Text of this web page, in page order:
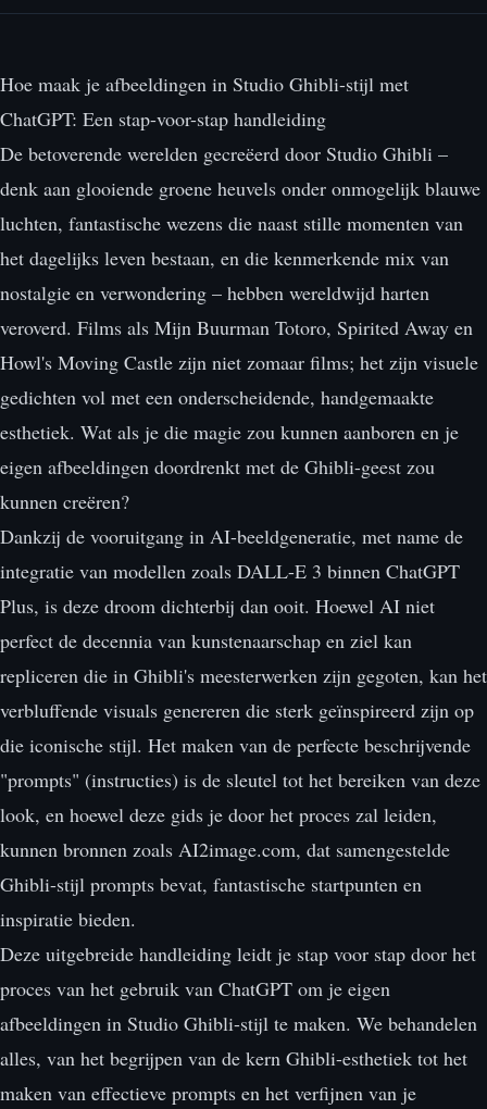
Hoe maak je afbeeldingen in Studio Ghibli-stijl met
ChatGPT: Een stap-voor-stap handleiding
De betoverende werelden gecreëerd door Studio Ghibli –
denk aan glooiende groene heuvels onder onmogelijk blauwe
luchten, fantastische wezens die naast stille momenten van
het dagelijks leven bestaan, en die kenmerkende mix van
nostalgie en verwondering – hebben wereldwijd harten
veroverd. Films als Mijn Buurman Totoro, Spirited Away en
Howl's Moving Castle zijn niet zomaar films; het zijn visuele
gedichten vol met een onderscheidende, handgemaakte
esthetiek. Wat als je die magie zou kunnen aanboren en je
eigen afbeeldingen doordrenkt met de Ghibli-geest zou
kunnen creëren?
Dankzij de vooruitgang in AI-beeldgeneratie, met name de
integratie van modellen zoals DALL-E 3 binnen ChatGPT
Plus, is deze droom dichterbij dan ooit. Hoewel AI niet
perfect de decennia van kunstenaarschap en ziel kan
repliceren die in Ghibli's meesterwerken zijn gegoten, kan het
verbluffende visuals genereren die sterk geïnspireerd zijn op
die iconische stijl. Het maken van de perfecte beschrijvende
"prompts" (instructies) is de sleutel tot het bereiken van deze
look, en hoewel deze gids je door het proces zal leiden,
kunnen bronnen zoals AI2image.com, dat samengestelde
Ghibli-stijl prompts bevat, fantastische startpunten en
inspiratie bieden.
Deze uitgebreide handleiding leidt je stap voor stap door het
proces van het gebruik van ChatGPT om je eigen
afbeeldingen in Studio Ghibli-stijl te maken. We behandelen
alles, van het begrijpen van de kern Ghibli-esthetiek tot het
maken van effectieve prompts en het verfijnen van je